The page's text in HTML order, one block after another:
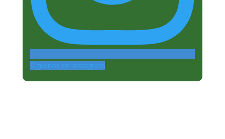
Siguenos en Instagram